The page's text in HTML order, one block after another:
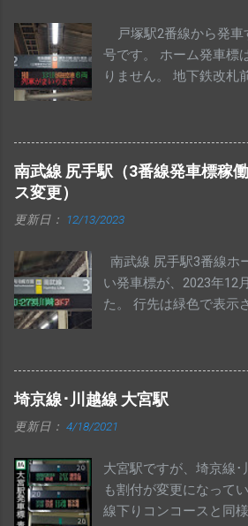
戸塚駅2番線から発車
号です。 ホーム発車標
りません。 地下鉄改札
南武線 尻手駅（3番線発車標稼
ス変更）
更新日： 12/13/2023
南武線 尻手駅3番線ホ
い発車標が、2023年12
た。 行先は緑色で表示
示から左下に1ドット
駅発車標「 4ドア 」の
駅のものから、1ドット
す。 南武線 尻手駅の上
に、浜川崎行き列車が
きの先発列車で固定に
れます。 手入力の「
ナンバリング[ JN54 ]も
埼京線･川越線 大宮駅
更新日： 4/18/2021
大宮駅ですが、埼京線
も割付が変更になって
線下りコンコースと同